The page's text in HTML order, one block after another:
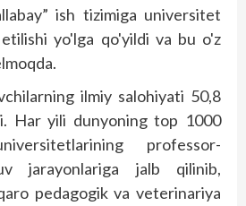
ish tizimiga universitet
yo'lga qo'yildi va bu o'z
ilmiy salohiyati 50,8
Har yili dunyoning top 1000
professor-
jarayonlariga jalb qilinib,
pedagogik va veterinariya